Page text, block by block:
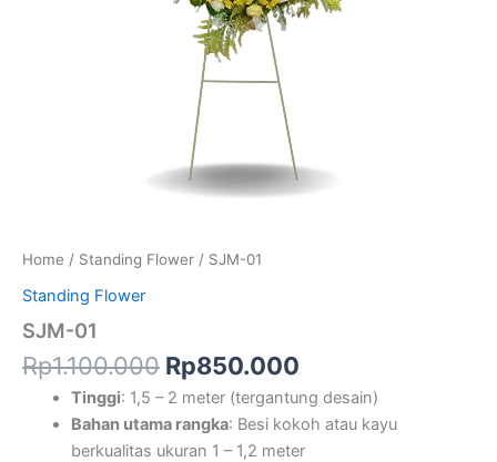
Home / Standing Flower / SJM-01
Standing Flower
SJM-01
Rp1.100.000 Rp850.000
Tinggi: 1,5 – 2 meter (tergantung desain)
Bahan utama rangka: Besi kokoh atau kayu
berkualitas ukuran 1 – 1,2 meter